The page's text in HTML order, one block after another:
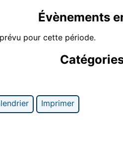
Évènements
pour cette période.
Imprimer